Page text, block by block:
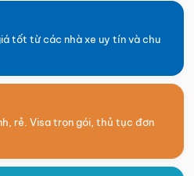
tốt từ các nhà xe uy tín và chu
rẻ. Visa trọn gói, thủ tục đơn